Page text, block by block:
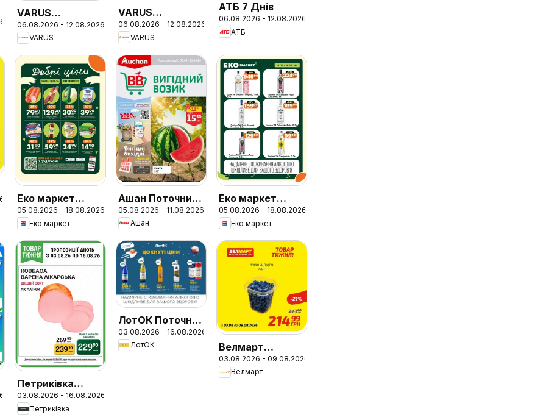
VARUS
Календар
знижок
06.08.2026 - 12.08.2026
VARUS
VARUS
Різномаїжжя
щодня
06.08.2026 - 12.08.2026
VARUS
АТБ 7 Днів
06.08.2026 - 12.08.2026
АТБ
Еко маркет
Поточний
каталог
05.08.2026 - 18.08.2026
Еко маркет
Ашан Поточний
каталог
05.08.2026 - 11.08.2026
Ашан
Еко маркет
Поточний
каталог
05.08.2026 - 18.08.2026
Еко маркет
Петриківка
Поточний
каталог
03.08.2026 - 16.08.2026
Петриківка
ЛотОК Поточний
каталог
03.08.2026 - 16.08.2026
ЛотОК
Велмарт
Поточний
каталог
03.08.2026 - 09.08.2026
Велмарт